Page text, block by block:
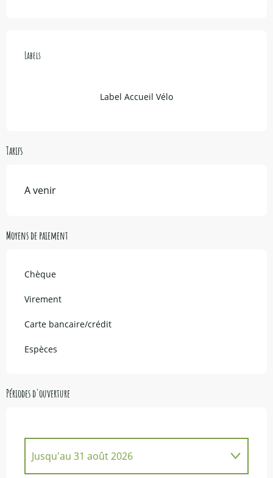
Labels
Labels
Label Accueil Vélo
Tarifs
A venir
Moyens de paiement
Chèque
Virement
Carte bancaire/crédit
Espèces
Périodes d'ouverture
Jusqu'au 31 août 2026